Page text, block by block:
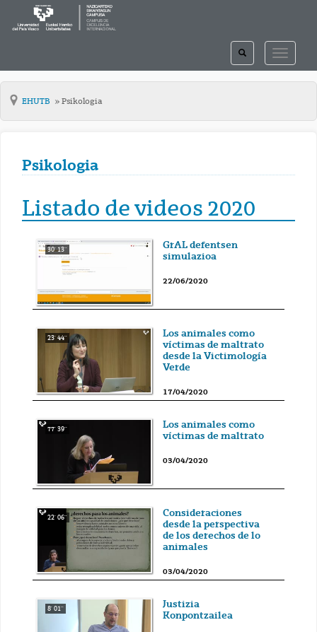
TOGGLE
TOGGLE
SEARCH
EHUTB Psikologia
Psikologia
Listado de videos 2020
30' 13''
GrAL defentsen
simulazioa
22/06/2020
23' 44''
Los animales como
víctimas de maltrato
desde la Victimología
Verde
17/04/2020
77' 39''
Los animales como
víctimas de maltrato
03/04/2020
22' 06''
Consideraciones
desde la perspectiva
de los derechos de lo
animales
03/04/2020
8' 01''
Justizia
Konpontzailea